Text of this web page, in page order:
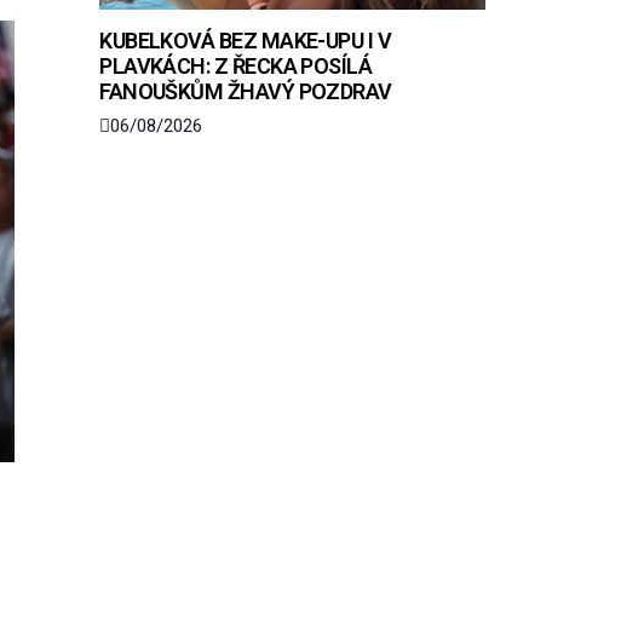
KUBELKOVÁ BEZ MAKE-UPU I V
PLAVKÁCH: Z ŘECKA POSÍLÁ
FANOUŠKŮM ŽHAVÝ POZDRAV
06/08/2026